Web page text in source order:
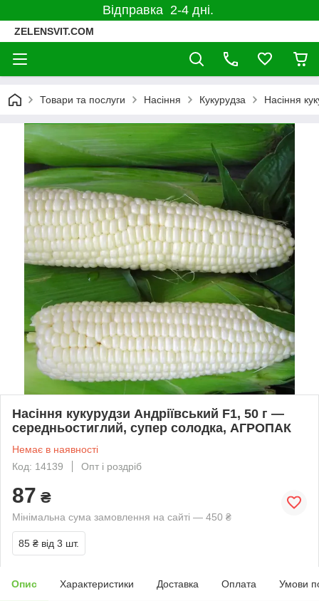
Відправка 2-4 дні.
ZELENSVIT.COM
Товари та послуги Насіння Кукурудза Насіння
Насіння кукурудзи Андріївський F1, 50 г —
середньостиглий, супер солодка, АГРОПАК
Немає в наявності
Код: 14139
Опт і роздріб
87 ₴
Мінімальна сума замовлення на сайті — 450 ₴
85 ₴ від 3 шт.
Опис Характеристики Доставка Оплата Умови